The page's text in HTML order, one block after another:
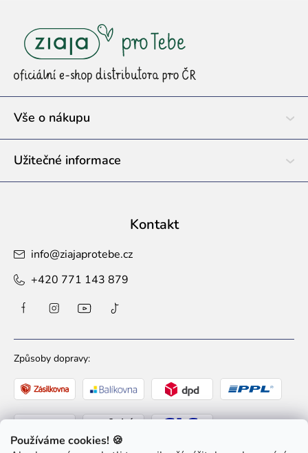
Používáme cookies! 🍪
t
Vše o nákupu
Užitečné informace
Kontakt
info@ziajaprotebe.cz
+420 771 143 879
Způsoby dopravy: